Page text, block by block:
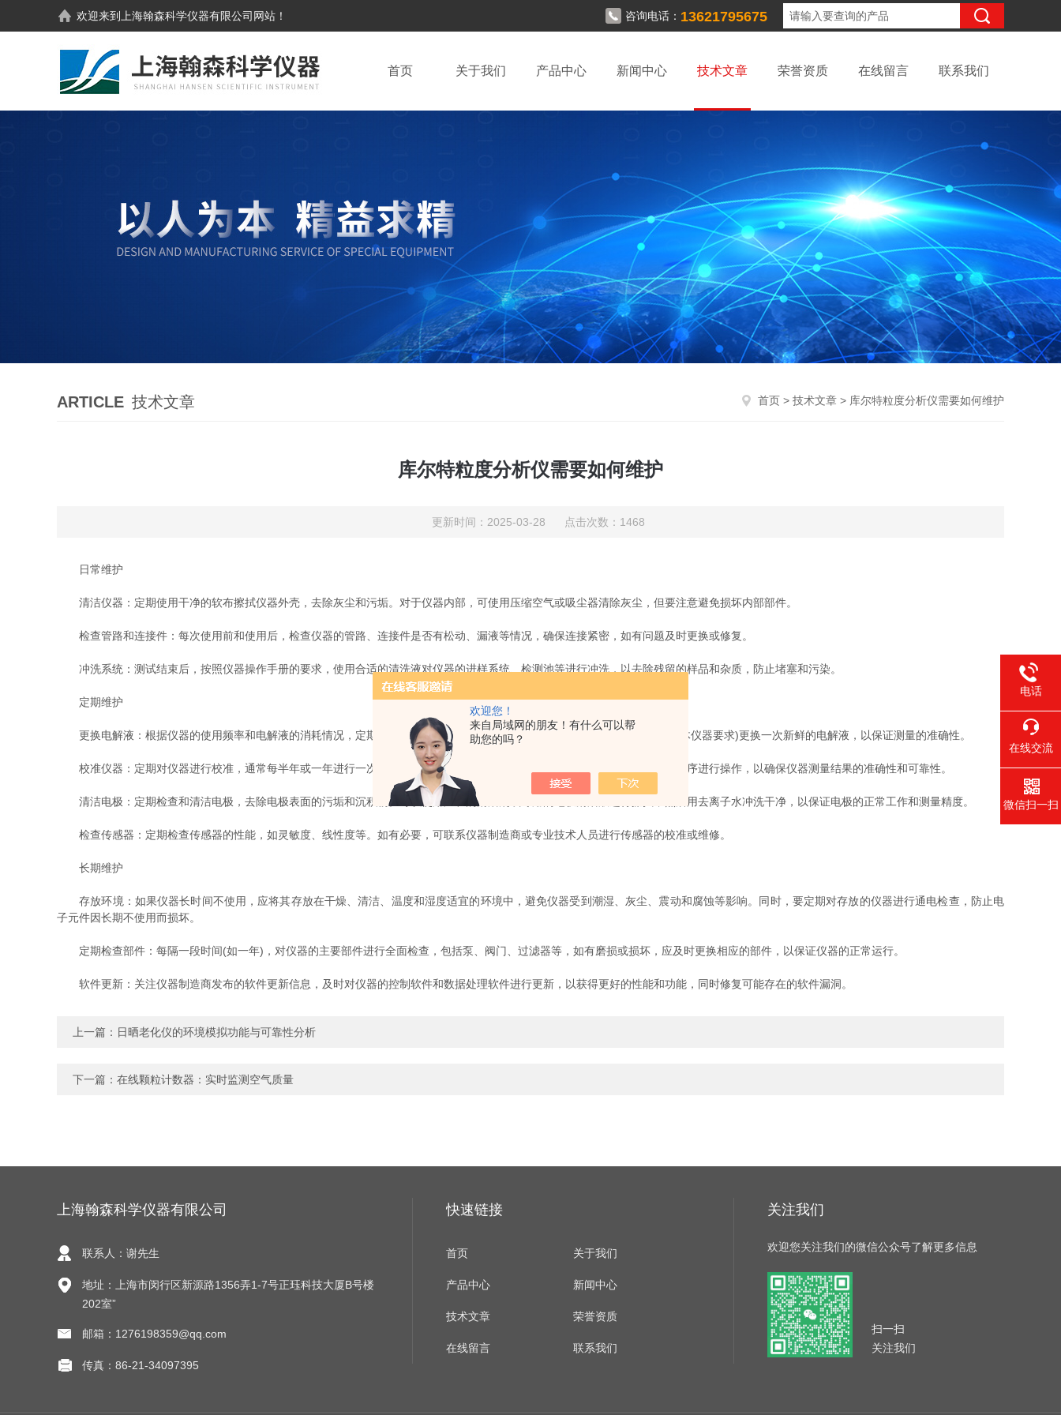
欢迎您！
来自局域网的朋友！有什么可以帮
助您的吗？
欢迎来到 上海翰森科学仪器有限公司 网站！ 咨询电话： 13621795675
首页 关于我们 产品中心 新闻中心 技术文章 荣誉资质 在线留言 联系我们
ARTICLE 技术文章 首页 > 技术文章 > 库尔特粒度分析仪需要如何维护
库尔特粒度分析仪需要如何维护
更新时间：2025-03-28 点击次数：1468
日常维护
清洁仪器：定期使用干净的软布擦拭仪器外壳，去除灰尘和污垢。对于仪器内部，可使用压缩空气或吸尘器清除灰尘，但要注意避免损坏内部部件。
检查管路和连接件：每次使用前和使用后，检查仪器的管路、连接件是否有松动、漏液等情况，确保连接紧密，如有问题及时更换或修复。
冲洗系统：测试结束后，按照仪器操作手册的要求，使用合适的清洗液对仪器的进样系统、检测池等进行冲洗，以去除残留的样品和杂质，防止堵塞和污染。
定期维护
更换电解液：根据仪器的使用频率和电解液的消耗情况，定期更换电解液。一般来说，建议每隔一定时间(如一个月或根据具体仪器要求)更换一次新鲜的电解液，以保证测量的准确性。
校准仪器：定期对仪器进行校准，通常每半年或一年进行一次全面校准。校准过程需要使用标准颗粒样品，按照仪器的校准程序进行操作，以确保仪器测量结果的准确性和可靠性。
清洁电极：定期检查和清洁电极，去除电极表面的污垢和沉积物。可以使用温和的清洁剂或专用的电极清洁液进行擦拭，然后用去离子水冲洗干净，以保证电极的正常工作和测量精度。
检查传感器：定期检查传感器的性能，如灵敏度、线性度等。如有必要，可联系仪器制造商或专业技术人员进行传感器的校准或维修。
长期维护
存放环境：如果仪器长时间不使用，应将其存放在干燥、清洁、温度和湿度适宜的环境中，避免仪器受到潮湿、灰尘、震动和腐蚀等影响。同时，要定期对存放的仪器进行通电检查，防止电
子元件因长期不使用而损坏。
定期检查部件：每隔一段时间(如一年)，对仪器的主要部件进行全面检查，包括泵、阀门、过滤器等，如有磨损或损坏，应及时更换相应的部件，以保证仪器的正常运行。
软件更新：关注仪器制造商发布的软件更新信息，及时对仪器的控制软件和数据处理软件进行更新，以获得更好的性能和功能，同时修复可能存在的软件漏洞。
上一篇： 日晒老化仪的环境模拟功能与可靠性分析
下一篇： 在线颗粒计数器：实时监测空气质量
上海翰森科学仪器有限公司
联系人：谢先生
地址：上海市闵行区新源路1356弄1-7号正珏科技大厦B号楼
202室”
邮箱：1276198359@qq.com
传真：86-21-34097395
快速链接
首页 关于我们
产品中心 新闻中心
技术文章 荣誉资质
在线留言 联系我们
关注我们
欢迎您关注我们的微信公众号了解更多信息
扫一扫
关注我们
电话
在线交流
微信扫一扫